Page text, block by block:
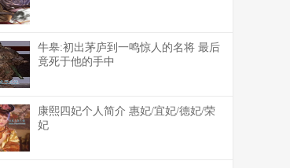
牛皋:初出茅庐到一鸣惊人的名将 最后
竟死于他的手中
康熙四妃个人简介 惠妃/宜妃/德妃/荣
妃